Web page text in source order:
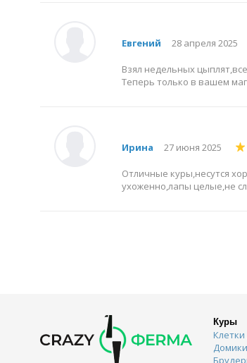
Евгений 28 апреля 2025
Взял недельных
Теперь только в вашем
Ирина 27 июня 2025
Отличные куры,несутся
ухоженно,лапы целые,не
Куры
Клетки